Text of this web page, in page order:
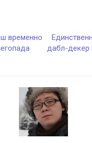
временно
дабл-декер